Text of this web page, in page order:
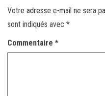
Votre adresse e-mail ne sera
sont indiqués avec *
Commentaire *